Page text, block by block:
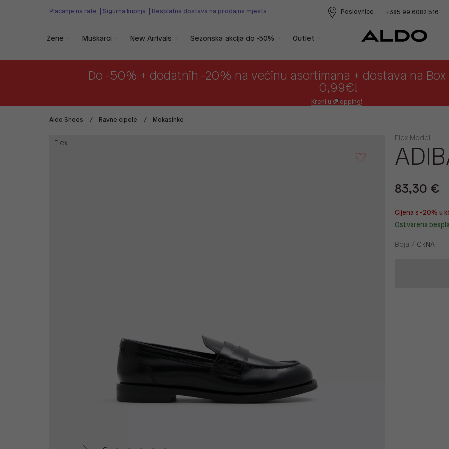
Plaćanje na rate Sigurna kupnja Besplatna dostava na prodajna mjesta Poslovnice +385 99 6082 516
Žene Muškarci New Arrivals Sezonska akcija do -50% Outlet
Do -50% + dodatnih -20% na većinu asortimana + dostava na
0,99€!
Kreni u shopping!
Aldo Shoes Ravne cipele Mokasinke
Flex
Flex Modeli
83,30 €
Cijena s -20% u
Ostvarena
Boja / CRNA